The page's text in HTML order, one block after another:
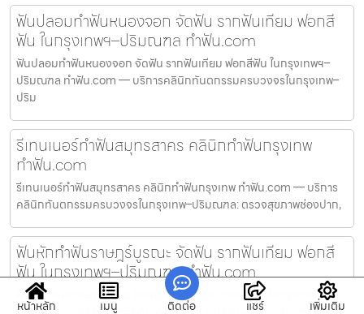
ฟันปลอมทำฟันหนองจอก จัดฟัน รากฟันเทียม ฟอกสี
ฟัน ในกรุงเทพฯ–ปริมณฑล ทำฟัน.com
ฟันปลอมทำฟันหนองจอก จัดฟัน รากฟันเทียม ฟอกสีฟัน ในกรุงเทพฯ–
ปริมณฑล ทำฟัน.com — บริการคลินิกทันตกรรมครบวงจรในกรุงเทพ–
ปริม
รีเทนเนอร์ทำฟันสมุทรสาคร คลินิกทำฟันกรุงเทพ
ทำฟัน.com
รีเทนเนอร์ทำฟันสมุทรสาคร คลินิกทำฟันกรุงเทพ ทำฟัน.com — บริการ
คลินิกทันตกรรมครบวงจรในกรุงเทพ–ปริมณฑล: ตรวจสุขภาพช่องปาก,
ฟันหักทำฟันราษฎร์บูรณะ จัดฟัน รากฟันเทียม ฟอกสี
ฟัน ในกรุงเทพฯ–ปริมณฑล ทำฟัน.com
ฟันหักทำฟันราษฎร์บูรณะ จัดฟัน รากฟันเทียม ฟอกสีฟัน ในกรุงเทพฯ–
หน้าหลัก เมนู ติดต่อ แชร์ เพิ่มเติม